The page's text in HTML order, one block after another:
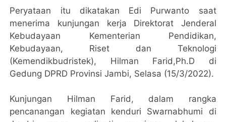
Peryataan itu dikatakan Edi Purwanto saat
menerima kunjungan kerja Direktorat Jenderal
Kebudayaan Kementerian Pendidikan,
Kebudayaan, Riset dan Teknologi
(Kemendikbudristek), Hilman Farid,Ph.D di
Gedung DPRD Provinsi Jambi, Selasa (15/3/2022).
Kunjungan Hilman Farid, dalam rangka
pencanangan kegiatan kenduri Swarnabhumi di